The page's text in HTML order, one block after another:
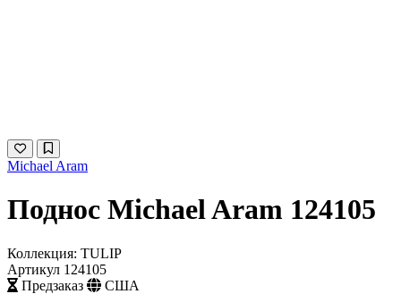
Michael Aram
Поднос Michael Aram 124105
Коллекция: TULIP
Артикул 124105
Предзаказ
США